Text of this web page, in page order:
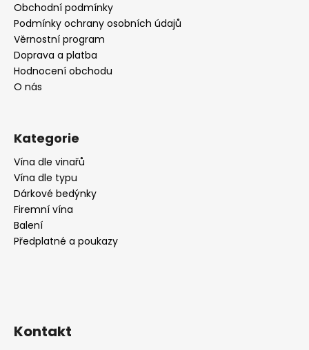
Obchodní podmínky
Podmínky ochrany osobních údajů
Věrnostní program
Doprava a platba
Hodnocení obchodu
O nás
Kategorie
Vína dle vinařů
Vína dle typu
Dárkové bedýnky
Firemní vína
Balení
Předplatné a poukazy
Kontakt